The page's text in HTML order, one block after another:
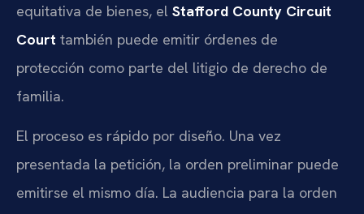
equitativa de bienes, el Stafford County Circuit
Court también puede emitir órdenes de
protección como parte del litigio de derecho de
familia.
El proceso es rápido por diseño. Una vez
presentada la petición, la orden preliminar puede
emitirse el mismo día. La audiencia para la orden